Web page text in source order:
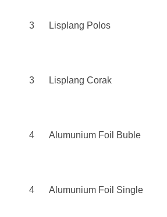
3 Lisplang Polos
3 Lisplang Corak
4 Alumunium Foil Buble
4 Alumunium Foil Single